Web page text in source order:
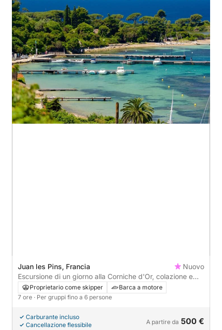
Juan les Pins, Francia
Nuovo
Escursione di un giorno alla Corniche d'Or, colazione e
pranzo inclusi
Proprietario come skipper
Barca a motore
7 ore · Per gruppi fino a 6 persone
Carburante incluso
Cancellazione flessibile
A partire da 500 €